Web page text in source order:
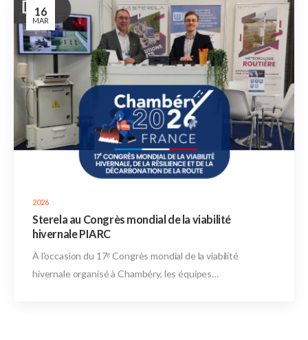
16
MAR
2026
Sterela au Congrès mondial de la viabilité
hivernale PIARC
À l’occasion du 17ᵉ Congrès mondial de la viabilité
hivernale organisé à Chambéry, les équipes…